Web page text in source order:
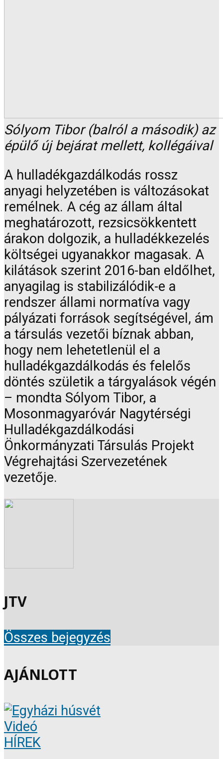
Sólyom Tibor (balról a második) az
épülő új bejárat mellett, kollégáival
A hulladékgazdálkodás rossz
anyagi helyzetében is változásokat
remélnek. A cég az állam által
meghatározott, rezsicsökkentett
árakon dolgozik, a hulladékkezelés
költségei ugyanakkor magasak. A
kilátások szerint 2016-ban eldőlhet,
anyagilag is stabilizálódik-e a
rendszer állami normatíva vagy
pályázati források segítségével, ám
a társulás vezetői bíznak abban,
hogy nem lehetetlenül el a
hulladékgazdálkodás és felelős
döntés születik a tárgyalások végén
– mondta Sólyom Tibor, a
Mosonmagyaróvár Nagytérségi
Hulladékgazdálkodási
Önkormányzati Társulás Projekt
Végrehajtási Szervezetének
vezetője.
JTV
Összes bejegyzés
AJÁNLOTT
Videó
HÍREK